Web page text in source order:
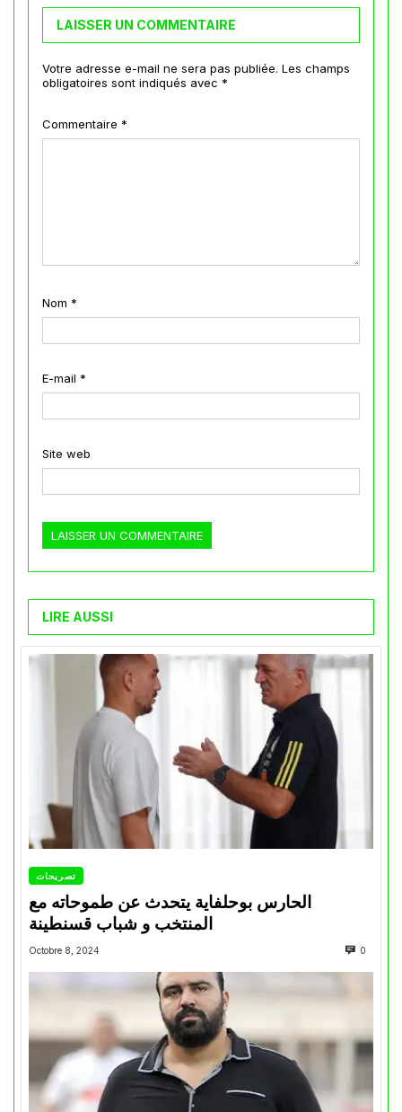
LAISSER UN COMMENTAIRE
Votre adresse e-mail ne sera pas publiée. Les champs
obligatoires sont indiqués avec *
Commentaire *
Nom *
E-mail *
Site web
LIRE AUSSI
تصريحات
الحارس بوحلفاية يتحدث عن طموحاته مع
المنتخب و شباب قسنطينة
Octobre 8, 2024 0